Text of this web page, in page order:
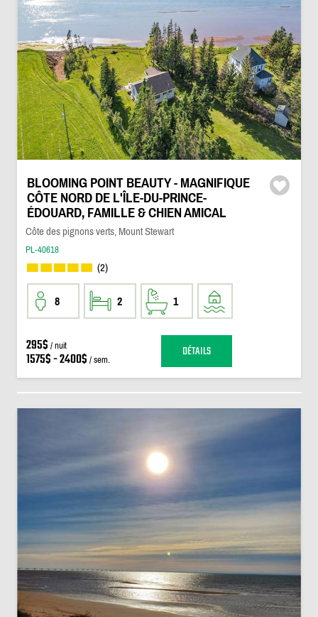
BLOOMING POINT BEAUTY - MAGNIFIQUE
CÔTE NORD DE L'ÎLE-DU-PRINCE-
ÉDOUARD, FAMILLE & CHIEN AMICAL
Côte des pignons verts, Mount Stewart
PL-40618
(2)
8 2 1
295$ / nuit
1575$ - 2400$ / sem. DÉTAILS